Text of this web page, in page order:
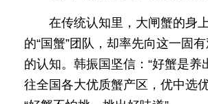
在传统认知里，大闸蟹的身
的“国蟹”团队，却率先向这一固
的认知。韩振国坚信：“好蟹是
往全国各大优质蟹产区，优中选